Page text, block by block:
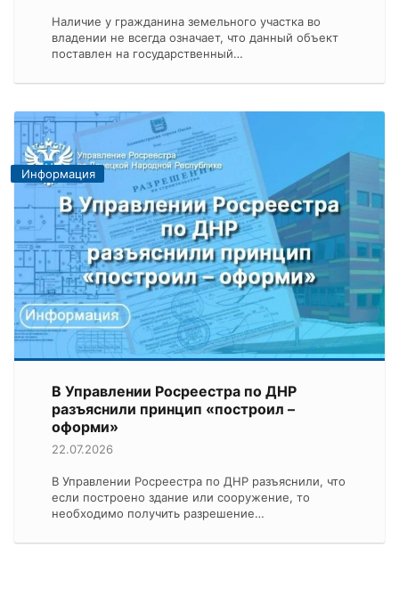
Наличие у гражданина земельного участка во
владении не всегда означает, что данный объект
поставлен на государственный…
Информация
В Управлении Росреестра по ДНР
разъяснили принцип «построил –
оформи»
22.07.2026
В Управлении Росреестра по ДНР разъяснили, что
если построено здание или сооружение, то
необходимо получить разрешение…